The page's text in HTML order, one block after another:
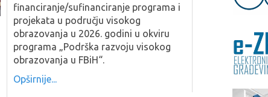
financiranje/sufinanciranje programa i
projekata u području visokog
obrazovanja u 2026. godini u okviru
programa „Podrška razvoju visokog
obrazovanja u FBiH“.
Opširnije...